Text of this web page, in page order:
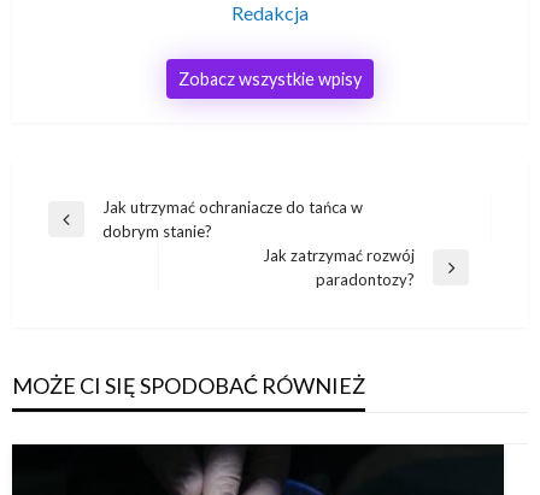
Redakcja
Zobacz wszystkie wpisy
Nawigacja
wpisu
Poprzedni
Jak utrzymać ochraniacze do tańca w
dobrym stanie?
Jak zatrzymać rozwój
paradontozy?
MOŻE CI SIĘ SPODOBAĆ RÓWNIEŻ